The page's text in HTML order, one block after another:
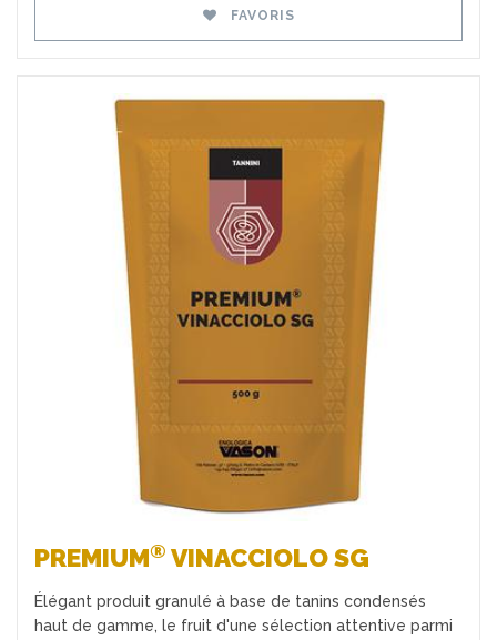
FAVORIS
PREMIUM® VINACCIOLO SG
Élégant produit granulé à base de tanins condensés
haut de gamme, le fruit d'une sélection attentive parmi